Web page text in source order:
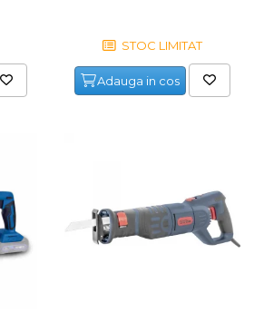
STOC LIMITAT
Adauga in cos